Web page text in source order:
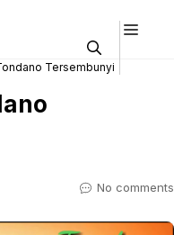
Tersembunyi
No comments